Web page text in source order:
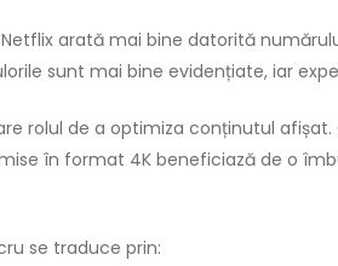
arată mai bine datorită
sunt mai bine evidențiate, iar
rolul de a optimiza conținutul afișat.
în format 4K beneficiază de o
se traduce prin: